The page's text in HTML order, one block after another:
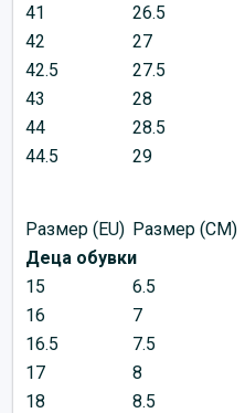
41
26.5
42
27
42.5
27.5
43
28
44
28.5
44.5
29
Размер (EU) Размер (CM)
Деца обувки
15
6.5
16
7
16.5
7.5
17
8
18
8.5